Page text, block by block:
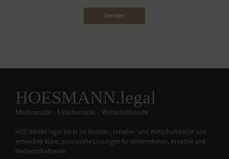
HOESMANN.legal
Medienrecht · Urheberrecht · Wirtschaftsrecht
HOESMANN.legal berät im Medien-, Urheber- und Wirtschaftsrecht und
entwickelt klare, praxisnahe Lösungen für Unternehmen, Kreative und
Medienschaffende.